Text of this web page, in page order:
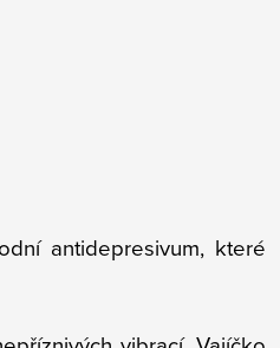
antidepresivum, které